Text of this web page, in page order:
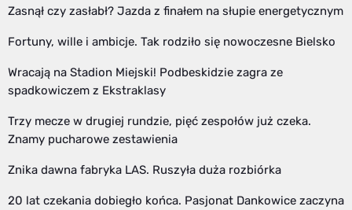
Zasnął czy zasłabł? Jazda z finałem na słupie energetycznym
Fortuny, wille i ambicje. Tak rodziło się nowoczesne Bielsko
Wracają na Stadion Miejski! Podbeskidzie zagra ze
spadkowiczem z Ekstraklasy
Trzy mecze w drugiej rundzie, pięć zespołów już czeka.
Znamy pucharowe zestawienia
Znika dawna fabryka LAS. Ruszyła duża rozbiórka
20 lat czekania dobiegło końca. Pasjonat Dankowice zaczyna